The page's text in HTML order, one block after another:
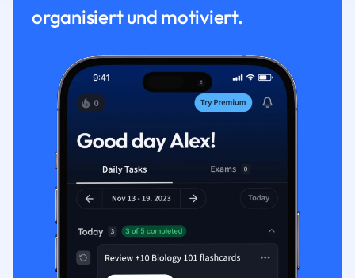
organisiert und motiviert.